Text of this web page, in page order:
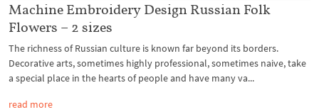
Machine Embroidery Design Russian Folk
Flowers – 2 sizes
The richness of Russian culture is known far beyond its borders.
Decorative arts, sometimes highly professional, sometimes naive, take
a special place in the hearts of people and have many va...
read more